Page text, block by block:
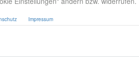
Impressum